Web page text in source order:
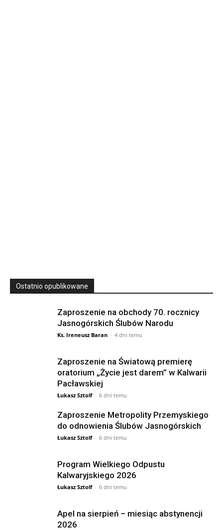
Ostatnio opublikowane
Zaproszenie na obchody 70. rocznicy
Jasnogórskich Ślubów Narodu
Ks. Ireneusz Baran - 4 dni temu
Zaproszenie na Światową premierę
oratorium „Życie jest darem” w Kalwarii
Pacławskiej
Łukasz Sztolf - 6 dni temu
Zaproszenie Metropolity Przemyskiego
do odnowienia Ślubów Jasnogórskich
Łukasz Sztolf - 6 dni temu
Program Wielkiego Odpustu
Kalwaryjskiego 2026
Łukasz Sztolf - 6 dni temu
Apel na sierpień – miesiąc abstynencji
2026